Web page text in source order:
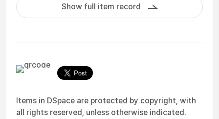
Show full item record
Items in DSpace are protected by copyright, with
all rights reserved, unless otherwise indicated.